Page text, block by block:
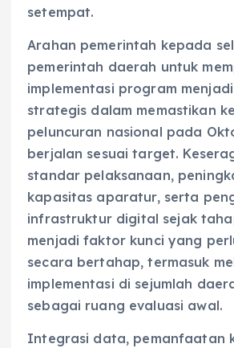
setempat.
Arahan pemerintah kepada
pemerintah daerah untuk
implementasi program
strategis dalam memastikan
peluncuran nasional pada
berjalan sesuai target.
standar pelaksanaan,
kapasitas aparatur, serta
infrastruktur digital sejak
menjadi faktor kunci yang
secara bertahap, termasuk
implementasi di sejumlah
sebagai ruang evaluasi awal.
Integrasi data, pemanfaatan